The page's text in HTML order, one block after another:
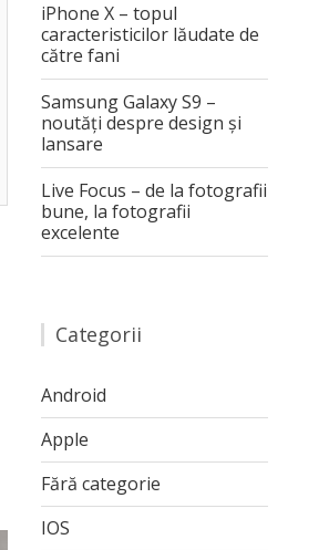
iPhone X – topul
caracteristicilor lăudate de
către fani
Samsung Galaxy S9 –
noutăți despre design și
lansare
Live Focus – de la fotografii
bune, la fotografii
excelente
Categorii
Android
Apple
Fără categorie
IOS